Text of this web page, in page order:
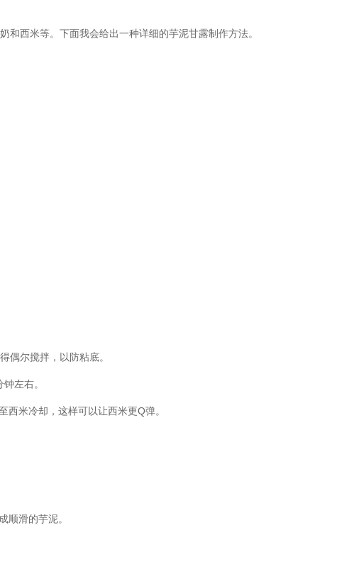
西米等。下面我会给出一种详细的芋泥甘露制作方法。
偶尔搅拌，以防粘底。
左右。
米冷却，这样可以让西米更Q弹。
顺滑的芋泥。